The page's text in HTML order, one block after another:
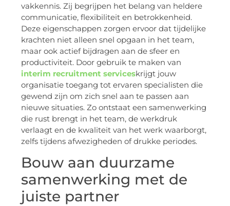
vakkennis. Zij begrijpen het belang van heldere
communicatie, flexibiliteit en betrokkenheid.
Deze eigenschappen zorgen ervoor dat tijdelijke
krachten niet alleen snel opgaan in het team,
maar ook actief bijdragen aan de sfeer en
productiviteit. Door gebruik te maken van
interim recruitment serviceskrijgt jouw
organisatie toegang tot ervaren specialisten die
gewend zijn om zich snel aan te passen aan
nieuwe situaties. Zo ontstaat een samenwerking
die rust brengt in het team, de werkdruk
verlaagt en de kwaliteit van het werk waarborgt,
zelfs tijdens afwezigheden of drukke periodes.
Bouw aan duurzame
samenwerking met de
juiste partner